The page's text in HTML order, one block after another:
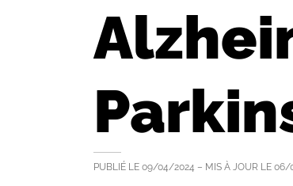
PUBLIÉ LE 09/04/2024 – MIS À JOUR LE 06/